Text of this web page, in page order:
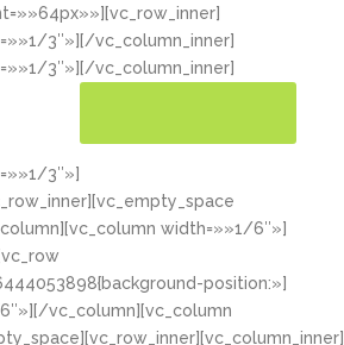
3″»][/vc_column_inner]
3″»][/vc_column_inner]
3″»]
width=»»1/6″»]
position:»]
vc_column][vc_column